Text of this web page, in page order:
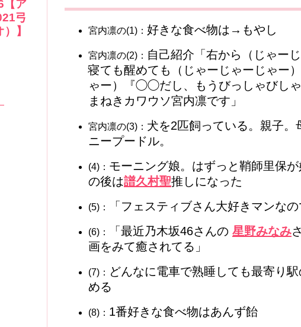
宮内凛の(1)： 好きな食べ物は→もやし
宮内凛の(2)： 自己紹介「右から（じゃー
寝ても醒めても（じゃーじゃーじゃ
ゃー）『◯◯だし、もうびっしゃびし
まねきカワウソ宮内凛です」
宮内凛の(3)： 犬を2匹飼っている。親子
ニープードル。
(4)： モーニング娘。はずっと鞘師里保
の後は譜久村聖推しになった
(5)： 「フェスティブさん大好きマンな
(6)： 「最近乃木坂46さんの 星野みなみ
画をみて癒されてる」
(7)： どんなに電車で熟睡しても最寄り
める
(8)： 1番好きな食べ物はあんず飴